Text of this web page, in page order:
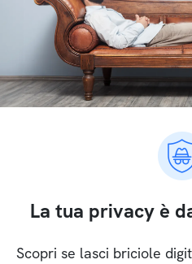
La tua privacy è
Scopri se lasci briciole